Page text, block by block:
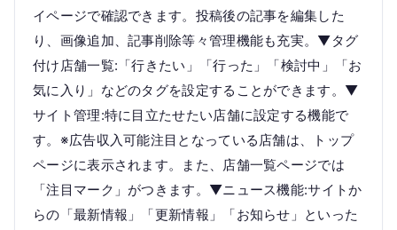
イページで確認できます。投稿後の記事を編集した
り、画像追加、記事削除等々管理機能も充実。▼タグ
付け店舗一覧:「行きたい」「行った」「検討中」「お
気に入り」などのタグを設定することができます。▼
サイト管理:特に目立たせたい店舗に設定する機能で
す。※広告収入可能注目となっている店舗は、トップ
ページに表示されます。また、店舗一覧ページでは
「注目マーク」がつきます。▼ニュース機能:サイトか
らの「最新情報」「更新情報」「お知らせ」といった